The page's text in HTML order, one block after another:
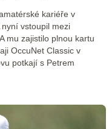
kariéře v
vstoupil mezi
mu zajistilo plnou kartu
OccuNet Classic v
potkají s Petrem